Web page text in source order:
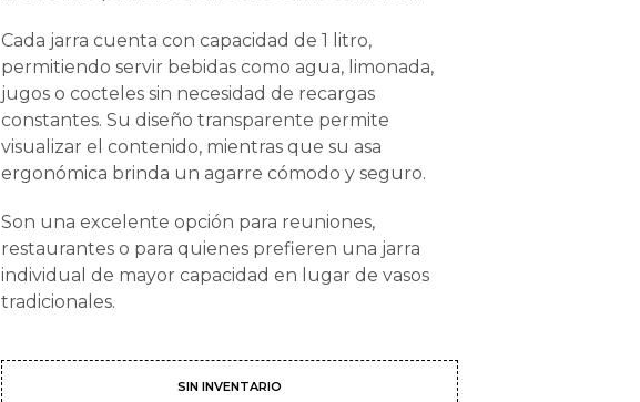
Cada jarra cuenta con capacidad de 1 litro,
permitiendo servir bebidas como agua, limonada,
jugos o cocteles sin necesidad de recargas
constantes. Su diseño transparente permite
visualizar el contenido, mientras que su asa
ergonómica brinda un agarre cómodo y seguro.
Son una excelente opción para reuniones,
restaurantes o para quienes prefieren una jarra
individual de mayor capacidad en lugar de vasos
tradicionales.
SIN INVENTARIO